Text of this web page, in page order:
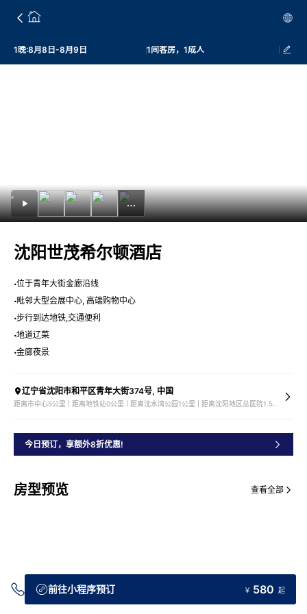
1晚:8月8日-8月9日 1间客房，1成人
沈阳世茂希尔顿酒店
位于青年大街金廊沿线
毗邻大型会展中心, 高端购物中心
步行到达地铁,交通便利
地道辽菜
金廊夜景
辽宁省沈阳市和平区青年大街374号, 中国
今日预订，享额外8折优惠!
房型预览 查看全部
前往小程序预订 ￥ 580 起